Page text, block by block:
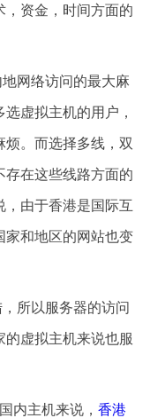
，资金，时间方面的
网络访问的最大麻
虚拟主机的用户，
。而选择多线，双
存在这些线路方面的
，由于香港是国际互
家和地区的网站也变
所以服务器的访问
的虚拟主机来说也服
内主机来说，香港